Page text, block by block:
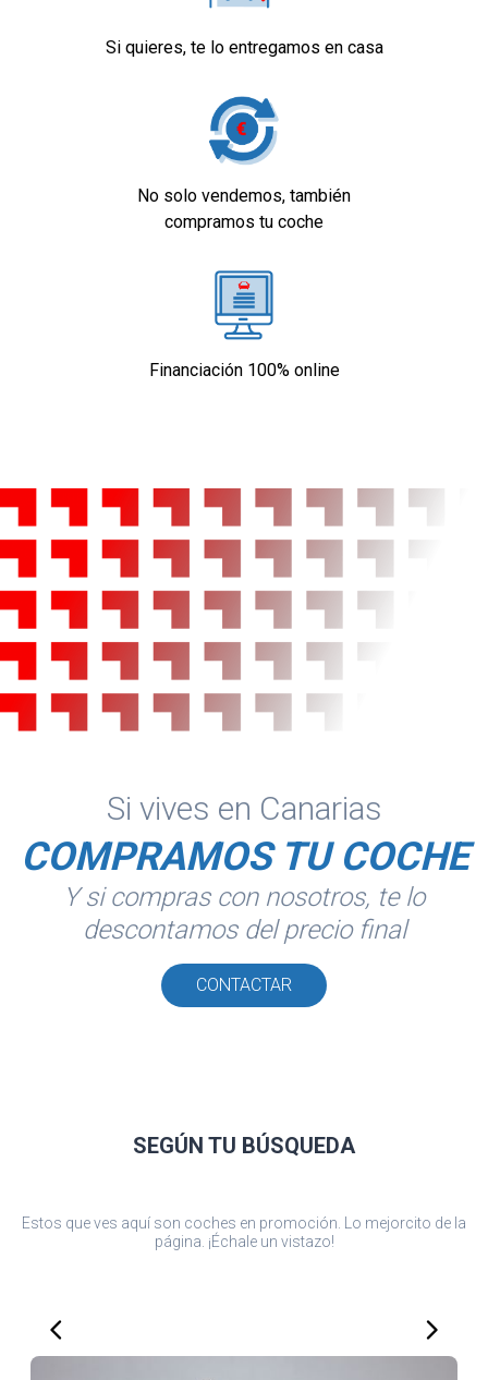
Si quieres, te lo entregamos en casa
No solo vendemos, también
compramos tu coche
Financiación 100% online
Si vives en Canarias
COMPRAMOS TU COCHE
Y si compras con nosotros, te lo
descontamos del precio final
CONTACTAR
SEGÚN TU BÚSQUEDA
Estos que ves aquí son coches en promoción. Lo mejorcito de la
página. ¡Échale un vistazo!